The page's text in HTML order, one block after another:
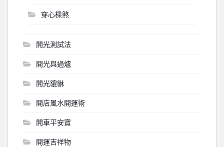
穿心樑煞
開光測試法
開光與過爐
開光貔貅
開店風水開運術
開車平安寶
開運吉祥物